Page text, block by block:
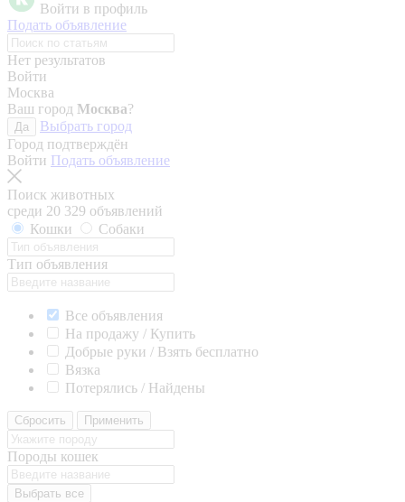
Войти в профиль
Подать объявление
Нет результатов
Войти
Москва
Ваш город Москва?
Да
Выбрать город
Город подтверждён
Войти Подать объявление
Поиск животных
среди 20 329 объявлений
Кошки
Собаки
Тип объявления
Все объявления
На продажу / Купить
Добрые руки / Взять бесплатно
Вязка
Потерялись / Найдены
Сбросить Применить
Породы кошек
Выбрать все